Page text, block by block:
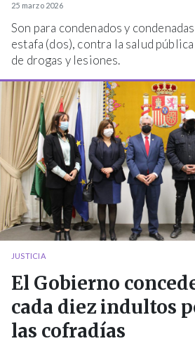
25 marzo 2026
Son para condenados y
estafa (dos), contra la salud
de drogas y lesiones.
JUSTICIA
El Gobierno
cada diez indultos
las cofradías